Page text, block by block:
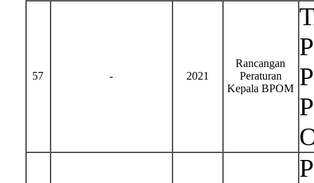
57 - 2021
Rancangan
Peraturan
Kepala BPOM